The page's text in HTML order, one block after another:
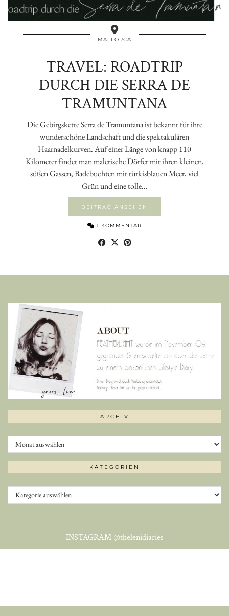
MALLORCA
TRAVEL: ROADTRIP
DURCH DIE SERRA DE
TRAMUNTANA
Die Gebirgskette Serra de Tramuntana ist bekannt für ihre
wunderschöne Landschaft und die spektakulären
Haarnadelkurven. Auf einer Länge von knapp 110
Kilometer findet man malerische Dörfer mit ihren kleinen,
süßen Gassen, Badebuchten mit türkisblauen Meer, viel
Grün und eine tolle…
BEITRAG ANSEHEN
1 KOMMENTAR
ARCHIV
Archiv
KATEGORIEN
Kategorien
INSTAGRAM @thelenidiaries